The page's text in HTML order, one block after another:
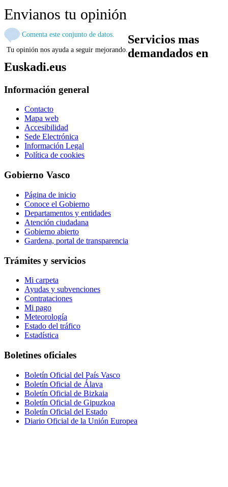
Envianos tu opinión
Comenta este conjunto de datos.
Tu opinión nos ayuda a seguir mejorando.
Servicios mas
demandados en
Euskadi.eus
Información general
Contacto
Mapa web
Accesibilidad
Sede Electrónica
Información Legal
Política de cookies
Gobierno Vasco
Página de inicio
Conoce el Gobierno
Departamentos y entidades
Atención ciudadana
Gobierno abierto
Gardena, portal de transparencia
Trámites y servicios
Mi carpeta
Ayudas y subvenciones
Contrataciones
Mi pago
Meteorología
Estado del tráfico
Estadística
Boletines oficiales
Boletín Oficial del País Vasco
Boletín Oficial de Álava
Boletín Oficial de Bizkaia
Boletín Oficial de Gipuzkoa
Boletín Oficial del Estado
Diario Oficial de la Unión Europea